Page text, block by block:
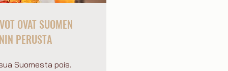
OVAT SUOMEN
PERUSTA
Suomesta pois.